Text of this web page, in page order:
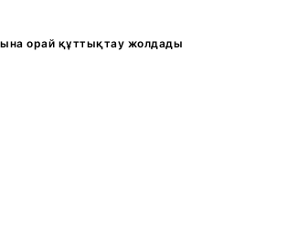
орай құттықтау жолдады